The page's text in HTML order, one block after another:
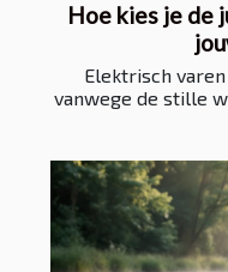
Hoe kies je de
Elektrisch
vanwege de stille